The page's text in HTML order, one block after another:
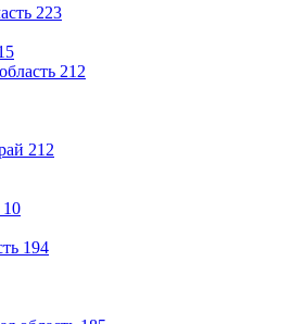
223
212
212
10
194